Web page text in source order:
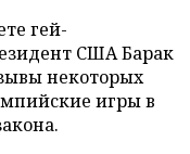
гей-
США Барак
некоторых
игры в